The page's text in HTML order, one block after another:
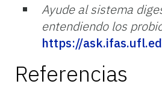
Ayude al sistema
entendiendo los
https://
Referencias